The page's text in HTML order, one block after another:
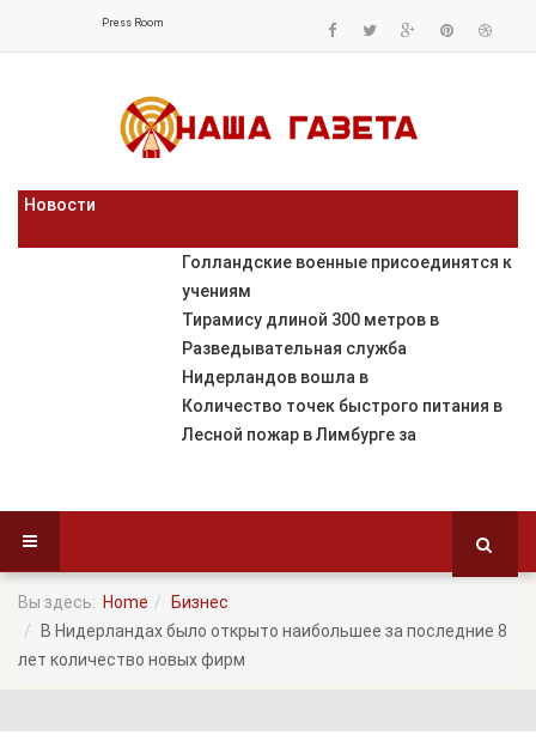
Press Room
Новости
Голландские военные присоединятся к
учениям
Тирамису длиной 300 метров в
Разведывательная служба
Нидерландов вошла в
Количество точек быстрого питания в
Лесной пожар в Лимбурге за
Вы здесь: Home
Бизнес
В Нидерландах было открыто наибольшее за последние 8
лет количество новых фирм